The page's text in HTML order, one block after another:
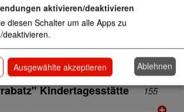
Nette"
47669 Wachtendonk , 4766
Krippen
Kindergarten
Horteinrichtung
Kindertagesstätte Kindergärten
Kindertagesstätte
155
aktivieren/deaktivieren
diesen Schalter um alle Apps zu
deaktivieren.
Ausgewählte akzeptieren Ablehnen